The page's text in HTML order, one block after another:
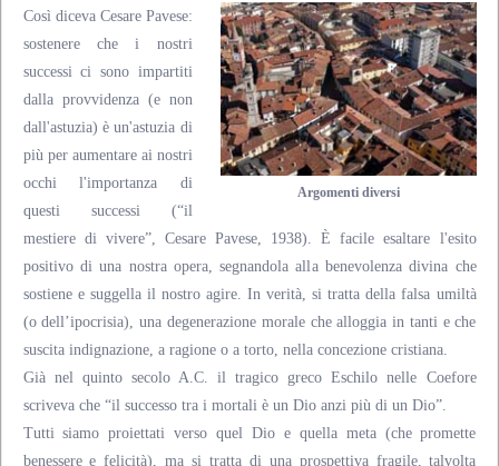
Argomenti diversi
Così diceva Cesare Pavese:
sostenere che i nostri
successi ci sono impartiti
dalla provvidenza (e non
dall'astuzia) è un'astuzia di
più per aumentare ai nostri
occhi l'importanza di
questi successi (“il
mestiere di vivere”, Cesare Pavese, 1938). È facile esaltare l'esito
positivo di una nostra opera, segnandola alla benevolenza divina che
sostiene e suggella il nostro agire. In verità, si tratta della falsa umiltà
(o dell’ipocrisia), una degenerazione morale che alloggia in tanti e che
suscita indignazione, a ragione o a torto, nella concezione cristiana.
Già nel quinto secolo A.C. il tragico greco Eschilo nelle Coefore
scriveva che “il successo tra i mortali è un Dio anzi più di un Dio”.
Tutti siamo proiettati verso quel Dio e quella meta (che promette
benessere e felicità), ma si tratta di una prospettiva fragile, talvolta